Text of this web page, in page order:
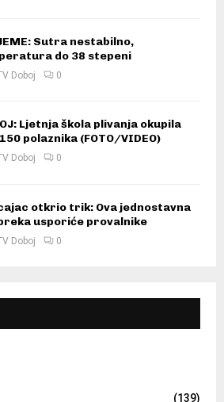
Sutra nestabilno,
do 38 stepeni
Doboj 0
Ljetnja škola plivanja okupila
polaznika (FOTO/VIDEO)
Doboj 0
otkrio trik: Ova jednostavna
usporiće provalnike
Doboj 0
(139)